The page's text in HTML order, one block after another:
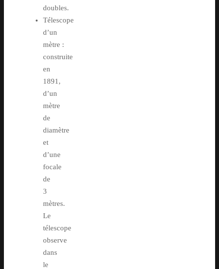
doubles.
Télescope
d’un
mètre :
construite
en
1891,
d’un
mètre
de
diamètre
et
d’une
focale
de
3
mètres.
Le
télescope
observe
dans
le